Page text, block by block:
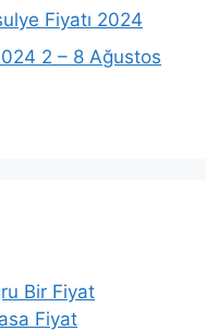
Fiyatı 2024
2 – 8 Ağustos
Bir Fiyat
Fiyat